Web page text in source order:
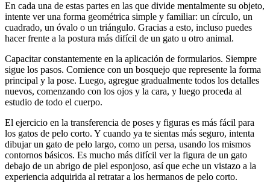
En cada una de estas partes en las que divide mentalmente su objeto,
intente ver una forma geométrica simple y familiar: un círculo, un
cuadrado, un óvalo o un triángulo. Gracias a esto, incluso puedes
hacer frente a la postura más difícil de un gato u otro animal.
Capacitar constantemente en la aplicación de formularios. Siempre
sigue los pasos. Comience con un bosquejo que represente la forma
principal y la pose. Luego, agregue gradualmente todos los detalles
nuevos, comenzando con los ojos y la cara, y luego proceda al
estudio de todo el cuerpo.
El ejercicio en la transferencia de poses y figuras es más fácil para
los gatos de pelo corto. Y cuando ya te sientas más seguro, intenta
dibujar un gato de pelo largo, como un persa, usando los mismos
contornos básicos. Es mucho más difícil ver la figura de un gato
debajo de un abrigo de piel esponjoso, así que eche un vistazo a la
experiencia adquirida al retratar a los hermanos de pelo corto.